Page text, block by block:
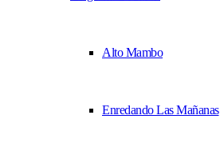
Alto Mambo
Enredando Las Mañanas